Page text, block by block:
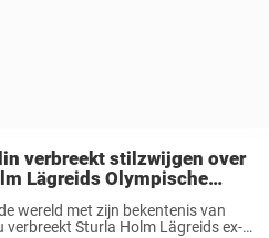
verbreekt stilzwijgen over
Lägreids Olympische
wereld met zijn bekentenis van
verbreekt Sturla Holm Lägreids ex-